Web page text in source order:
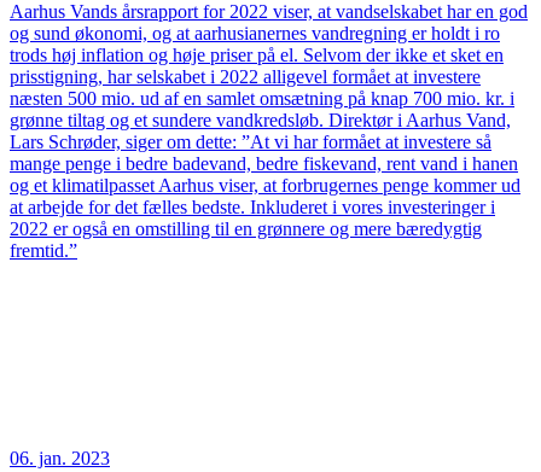
Aarhus Vands årsrapport for 2022 viser, at vandselskabet har en god
og sund økonomi, og at aarhusianernes vandregning er holdt i ro
trods høj inflation og høje priser på el. Selvom der ikke et sket en
prisstigning, har selskabet i 2022 alligevel formået at investere
næsten 500 mio. ud af en samlet omsætning på knap 700 mio. kr. i
grønne tiltag og et sundere vandkredsløb. Direktør i Aarhus Vand,
Lars Schrøder, siger om dette: ”At vi har formået at investere så
mange penge i bedre badevand, bedre fiskevand, rent vand i hanen
og et klimatilpasset Aarhus viser, at forbrugernes penge kommer ud
at arbejde for det fælles bedste. Inkluderet i vores investeringer i
2022 er også en omstilling til en grønnere og mere bæredygtig
fremtid.”
06. jan. 2023